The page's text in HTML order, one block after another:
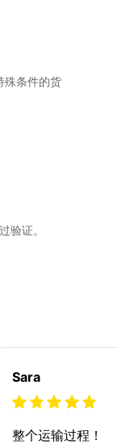
殊条件的货
验证。
Sara
整个运输过程！